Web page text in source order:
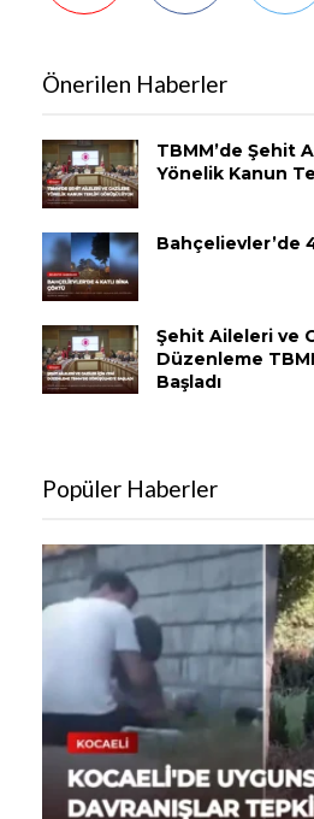
Önerilen Haberler
TBMM’de Şehit
Yönelik Kanun
Bahçelievler’de
Şehit Aileleri ve
Düzenleme
Başladı
Popüler Haberler